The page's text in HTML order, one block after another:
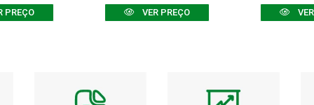
PREÇO VER PREÇO